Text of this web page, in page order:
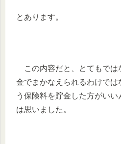
とあります。
この内容だと、とてもでは
金でまかなえられるわけでは
う保険料を貯金した方がい
は思いました。